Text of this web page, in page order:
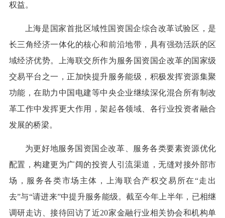
权益。
上海是国家首批区域性国资国企综合改革试验区，是
长三角经济一体化的核心和前沿地带，具有强劲活跃的区
域经济优势。上海联交所作为服务国资国企改革的国家级
交易平台之一，正加快提升服务能级，积极发挥资源集聚
功能，在助力中国电建等中央企业继续深化混合所有制改
革工作中发挥更大作用，架起各领域、各行业投资者融合
发展的桥梁。
为更好地服务国资国企改革、服务各类要素资源优化
配置，构建更为广阔的投资人引流渠道，无缝对接外部市
场，服务各类市场主体，上海联合产权交易所在“走出
去”与“请进来”中提升服务能级。截至今年上半年，已相继
调研走访、接待回访了近20家金融行业相关协会和机构单